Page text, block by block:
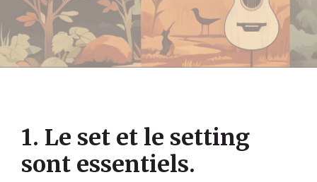
1. Le set et le setting
sont essentiels.